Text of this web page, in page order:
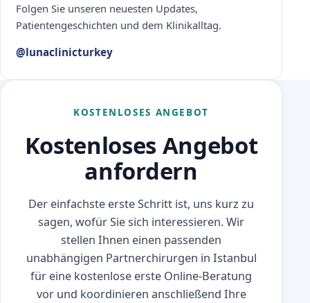
Folgen Sie unseren neuesten Updates,
Patientengeschichten und dem Klinikalltag.
@lunaclinicturkey
KOSTENLOSES ANGEBOT
Kostenloses Angebot
anfordern
Der einfachste erste Schritt ist, uns kurz zu
sagen, wofür Sie sich interessieren. Wir
stellen Ihnen einen passenden
unabhängigen Partnerchirurgen in Istanbul
für eine kostenlose erste Online-Beratung
vor und koordinieren anschließend Ihre